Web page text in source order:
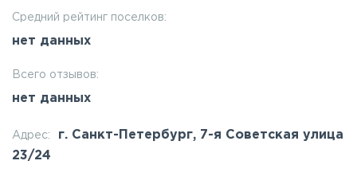
Средний рейтинг поселков:
нет данных
Всего отзывов:
нет данных
Адрес:
г. Санкт-Петербург, 7-я Советская улица
23/24